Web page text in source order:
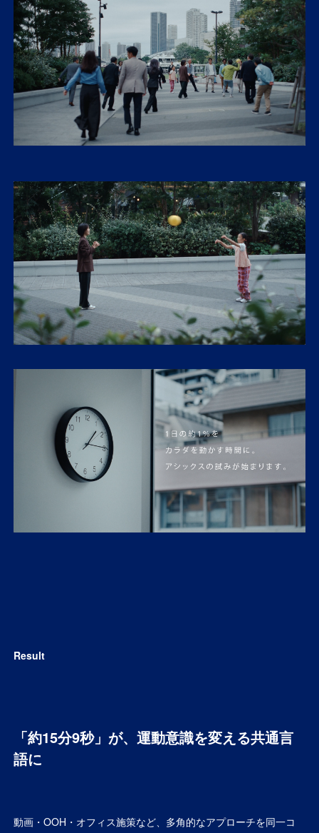
Result
「約15分9秒」が、運動意識を変える共通言
語に
動画・OOH・オフィス施策など、多角的なアプローチを同一コ